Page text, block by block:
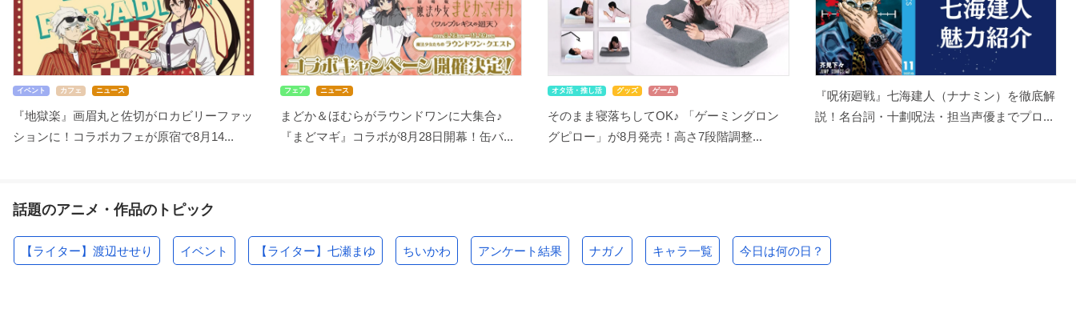
イベント カフェ ニュース
『地獄楽』画眉丸と佐切がロカビリーファッ
ションに！コラボカフェが原宿で8月14...
フェア ニュース
まどか＆ほむらがラウンドワンに大集合♪
『まどマギ』コラボが8月28日開幕！缶バ...
オタ活・推し活 グッズ ゲーム
そのまま寝落ちしてOK♪ 「ゲーミングロン
グピロー」が8月発売！高さ7段階調整...
『呪術廻戦』七海建人（ナナミン）を徹底解
説！名台詞・十劃呪法・担当声優までプロ...
話題のアニメ・作品のトピック
【ライター】渡辺せせり イベント 【ライター】七瀬まゆ ちいかわ アンケート結果 ナガノ キャラ一覧 今日は何の日？